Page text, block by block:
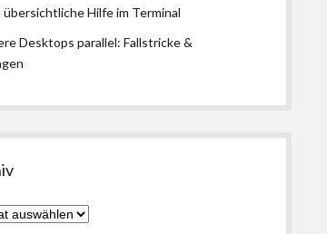
übersichtliche Hilfe im Terminal
Desktops parallel: Fallstricke &